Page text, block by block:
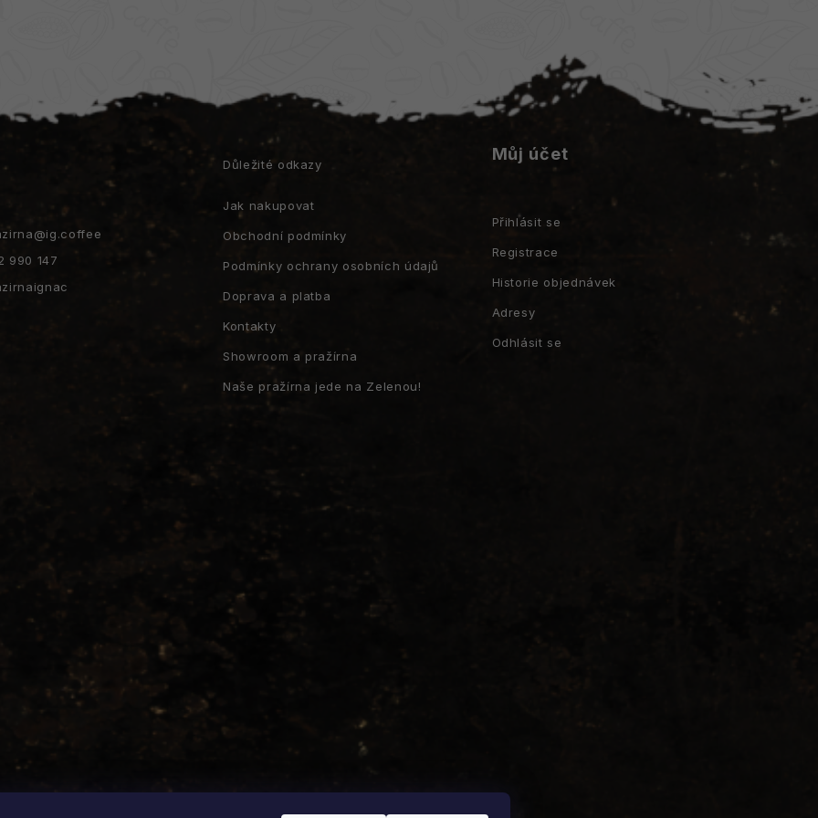
@ig.coffee
990 147
Důležité odkazy
Jak nakupovat
Obchodní podmínky
Podmínky ochrany osobních údajů
Doprava a platba
Kontakty
Showroom a pražírna
Naše pražírna jede na Zelenou!
Můj účet
Přihlásit se
Registrace
Historie objednávek
Adresy
Odhlásit se